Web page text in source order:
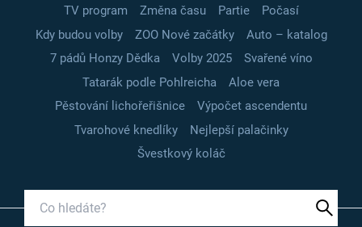
TV program
Změna času Partie
Počasí
Kdy budou volby
ZOO Nové začátky
Auto – katalog
7 pádů Honzy Dědka
Volby 2025
Svařené víno
Tatarák podle Pohlreicha
Aloe vera
Pěstování lichořeřišnice
Výpočet ascendentu
Tvarohové knedlíky
Nejlepší palačinky
Švestkový koláč